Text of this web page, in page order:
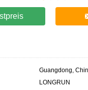
Guangdong,
LONGRUN